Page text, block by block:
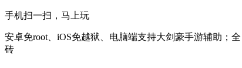
手机扫一扫，马上玩
安卓免root、iOS免越狱、电脑端支持大剑豪手游辅助；
砖